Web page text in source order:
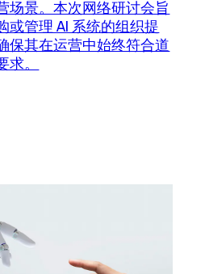
场景。本次网络研讨会旨
或管理 AI 系统的组织提
保其在运营中始终符合道
。